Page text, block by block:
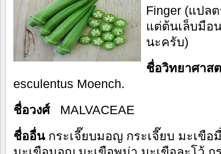
Finger (แปล
แต่ต้นเล็บมือ
นะครับ)
ชื่อวิทยาศาส
esculentus Moench.
ชื่อวงศ์MALVACEAE
ชื่ออื่นกระเจี๊ยบมอญ กระเจี๊ยบ มะเขื